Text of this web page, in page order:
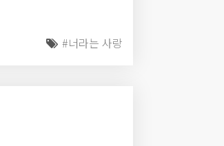
#너라는 사랑